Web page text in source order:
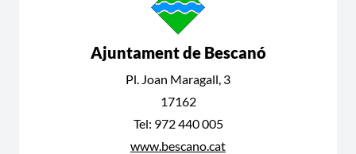
Ajuntament de Bescanó
Pl. Joan Maragall, 3
17162
Tel: 972 440 005
www.bescano.cat